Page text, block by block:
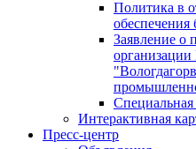
Политика в
Заявление о
Специальная
Интерактивная
Пресс-центр